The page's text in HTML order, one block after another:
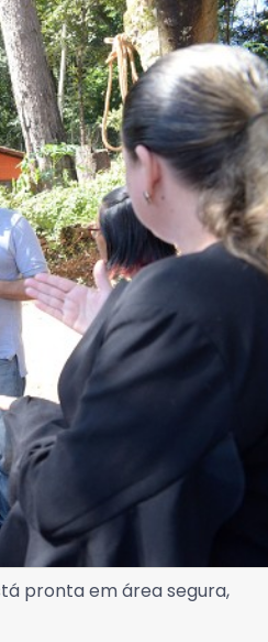
pronta em área segura,